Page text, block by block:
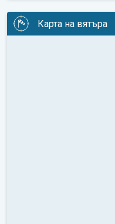
Карта на вятъра